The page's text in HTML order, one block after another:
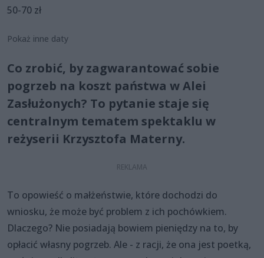
50-70 zł
Pokaż inne daty
Co zrobić, by zagwarantować sobie
pogrzeb na koszt państwa w Alei
Zasłużonych? To pytanie staje się
centralnym tematem spektaklu w
reżyserii Krzysztofa Materny.
To opowieść o małżeństwie, które dochodzi do
wniosku, że może być problem z ich pochówkiem.
Dlaczego? Nie posiadają bowiem pieniędzy na to, by
opłacić własny pogrzeb. Ale - z racji, że ona jest poetką,